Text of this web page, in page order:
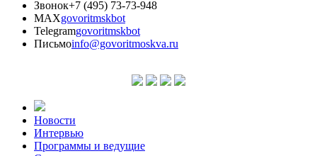
Звонок+7 (495) 73-73-948
MAXgovoritmskbot
Telegramgovoritmskbot
Письмоinfo@govoritmoskva.ru
Новости
Интервью
Программы и ведущие